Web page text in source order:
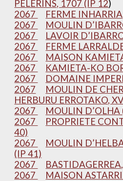
PELERINS, 1707 (IP 12)
2067
FERME
2067
MOULIN
2067
LAVOIR
2067
FERME
2067
MAISON
2067
KAMIETA-KO
2067
DOMAINE
2067
MOULIN DE
HERBURU ERROTAKO,
2067
MOULIN D’OLHA
2067
PROPRIETE
40)
2067
MOULIN
(IP 41)
2067
2067
MAISON